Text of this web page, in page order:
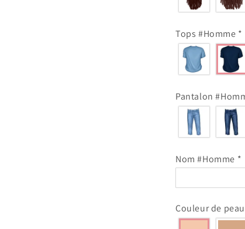
Tops #Homme *
Pantalon
Nom #Homme *
Couleur de